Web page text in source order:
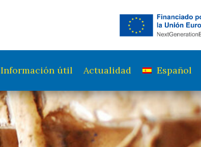
Información útil Actualidad Español